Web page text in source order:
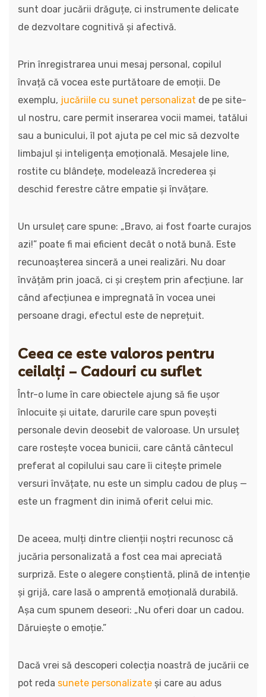
sunt doar jucării drăguțe, ci instrumente delicate
de dezvoltare cognitivă și afectivă.
Prin înregistrarea unui mesaj personal, copilul
învață că vocea este purtătoare de emoții. De
exemplu, jucăriile cu sunet personalizat de pe site-
ul nostru, care permit inserarea vocii mamei, tatălui
sau a bunicului, îl pot ajuta pe cel mic să dezvolte
limbajul și inteligența emoțională. Mesajele line,
rostite cu blândețe, modelează încrederea și
deschid ferestre către empatie și învățare.
Un ursuleț care spune: „Bravo, ai fost foarte curajos
azi!” poate fi mai eficient decât o notă bună. Este
recunoașterea sinceră a unei realizări. Nu doar
învățăm prin joacă, ci și creștem prin afecțiune. Iar
când afecțiunea e impregnată în vocea unei
persoane dragi, efectul este de neprețuit.
Ceea ce este valoros pentru
ceilalți – Cadouri cu suflet
Într-o lume în care obiectele ajung să fie ușor
înlocuite și uitate, darurile care spun povești
personale devin deosebit de valoroase. Un ursuleț
care rostește vocea bunicii, care cântă cântecul
preferat al copilului sau care îi citește primele
versuri învățate, nu este un simplu cadou de pluș —
este un fragment din inimă oferit celui mic.
De aceea, mulți dintre clienții noștri recunosc că
jucăria personalizată a fost cea mai apreciată
surpriză. Este o alegere conștientă, plină de intenție
și grijă, care lasă o amprentă emoțională durabilă.
Așa cum spunem deseori: „Nu oferi doar un cadou.
Dăruiește o emoție.”
Dacă vrei să descoperi colecția noastră de jucării ce
pot reda sunete personalizate și care au adus